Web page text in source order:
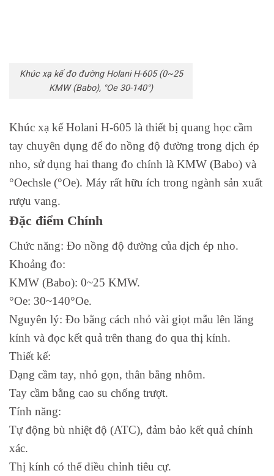
Khúc xạ kế đo đường Holani H-605 (0~25
KMW (Babo), °Oe 30-140°)
Khúc xạ kế Holani H-605 là thiết bị quang học cầm
tay chuyên dụng để đo nồng độ đường trong dịch ép
nho, sử dụng hai thang đo chính là KMW (Babo) và
°Oechsle (°Oe). Máy rất hữu ích trong ngành sản xuất
rượu vang.
Đặc điểm Chính
Chức năng: Đo nồng độ đường của dịch ép nho.
Khoảng đo:
KMW (Babo): 0~25 KMW.
°Oe: 30~140°Oe.
Nguyên lý: Đo bằng cách nhỏ vài giọt mẫu lên lăng
kính và đọc kết quả trên thang đo qua thị kính.
Thiết kế:
Dạng cầm tay, nhỏ gọn, thân bằng nhôm.
Tay cầm bằng cao su chống trượt.
Tính năng:
Tự động bù nhiệt độ (ATC), đảm bảo kết quả chính
xác.
Thị kính có thể điều chỉnh tiêu cự.